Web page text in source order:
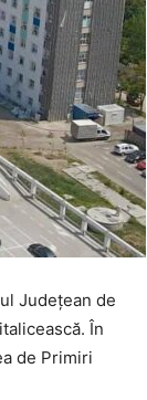
Județean de
În
de Primiri